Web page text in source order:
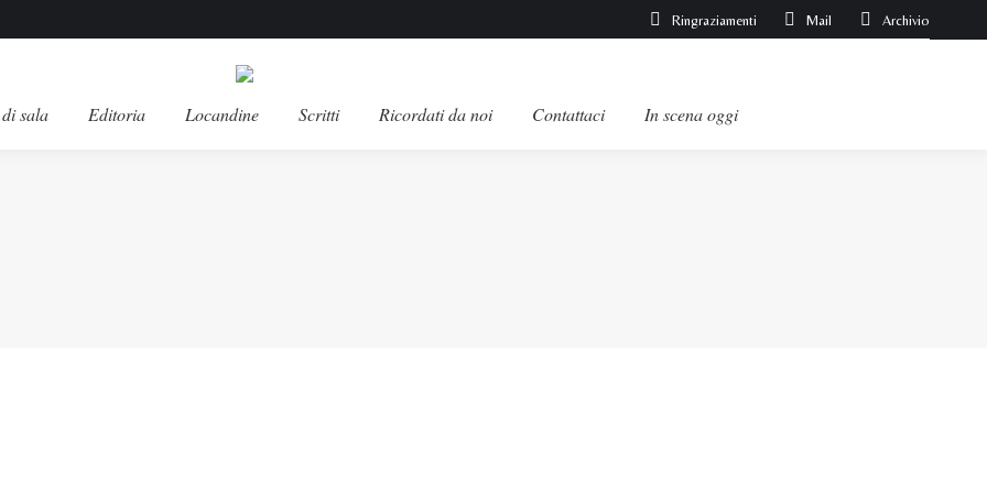
Ringraziamenti Mail Archivio
sala Editoria Locandine Scritti Ricordati da noi Contattaci In scena oggi